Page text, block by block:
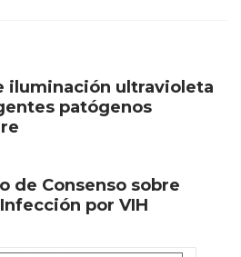
iluminación ultravioleta
patógenos
de Consenso sobre
por VIH